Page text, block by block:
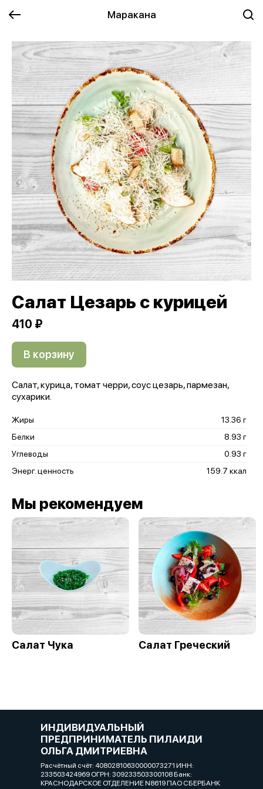
Маракана
Салат Цезарь с курицей
410 ₽
В корзину
Салат, курица, томат черри, соус цезарь, пармезан,
сухарики.
Жиры
13.36 г
Белки
8.93 г
Углеводы
0.93 г
Энерг. ценность
159.7 ккал
Мы рекомендуем
Салат Чука Салат Греческий
ИНДИВИДУАЛЬНЫЙ
ПРЕДПРИНИМАТЕЛЬ ПИЛАИДИ
ОЛЬГА ДМИТРИЕВНА
Расчётный счёт: 40802810630000073271 ИНН:
233503424969 ОГРН: 309233503300108 Банк:
КРАСНОДАРСКОЕ ОТДЕЛЕНИЕ N8619 ПАО СБЕРБАНК